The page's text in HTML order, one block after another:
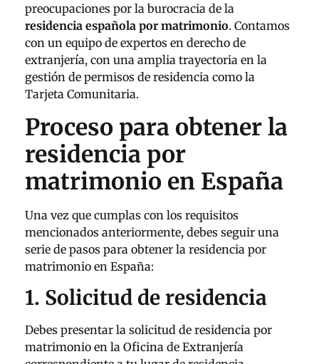
preocupaciones por la burocracia de la
residencia española por matrimonio. Contamos
con un equipo de expertos en derecho de
extranjería, con una amplia trayectoria en la
gestión de permisos de residencia como la
Tarjeta Comunitaria.
Proceso para obtener la
residencia por
matrimonio en España
Una vez que cumplas con los requisitos
mencionados anteriormente, debes seguir una
serie de pasos para obtener la residencia por
matrimonio en España:
1. Solicitud de residencia
Debes presentar la solicitud de residencia por
matrimonio en la Oficina de Extranjería